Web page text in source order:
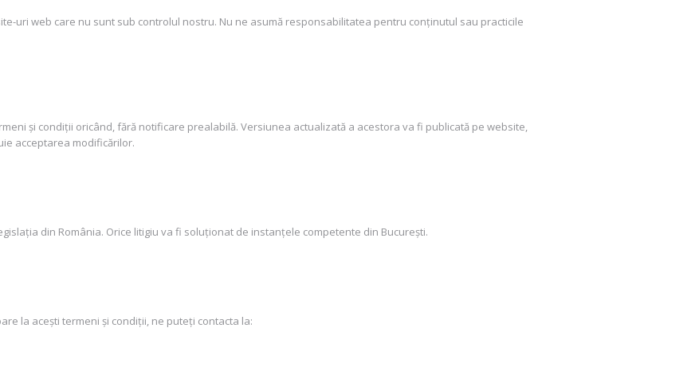
uri web care nu sunt sub controlul nostru. Nu ne asumă responsabilitatea pentru conținutul sau practicile
și condiții oricând, fără notificare prealabilă. Versiunea actualizată a acestora va fi publicată pe website,
acceptarea modificărilor.
din România. Orice litigiu va fi soluționat de instanțele competente din București.
la acești termeni și condiții, ne puteți contacta la: